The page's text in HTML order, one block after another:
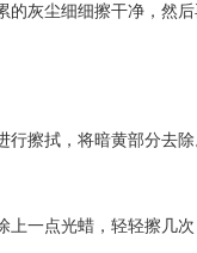
灰尘细细擦干净，然
擦拭，将暗黄部分去除
一点光蜡，轻轻擦几次